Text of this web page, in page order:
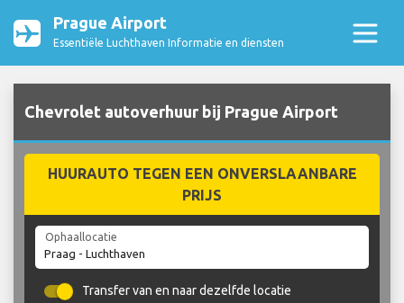
Prague Airport
Essentiële Luchthaven Informatie en diensten
Chevrolet autoverhuur bij Prague Airport
HUURAUTO TEGEN EEN ONVERSLAANBARE
PRIJS
Ophaallocatie
Transfer van en naar dezelfde locatie